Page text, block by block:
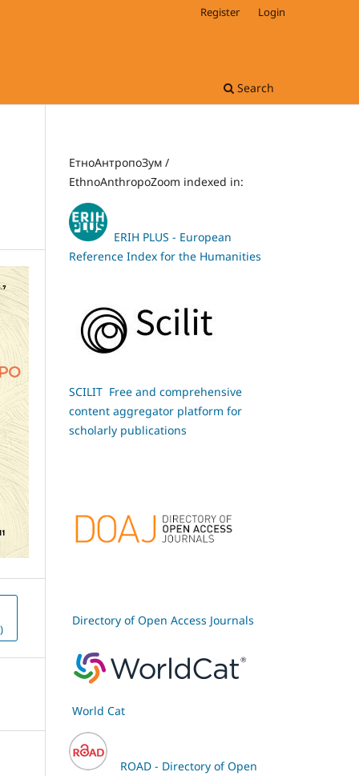
Search
Register Login
ЕтноАнтропоЗум /
EthnoAnthropoZoom indexed in:
ERIH PLUS - European
Reference Index for the Humanities
SCILIT Free and comprehensive
content aggregator platform for
scholarly publications
Directory of Open Access Journals
World Cat
ROAD - Directory of Open